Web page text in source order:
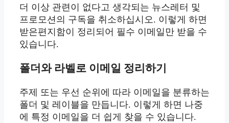
더 이상 관련이 없다고 생각되는 뉴스레터 및
프로모션의 구독을 취소하십시오. 이렇게 하면
받은편지함이 정리되어 필수 이메일만 받을 수
있습니다.
폴더와 라벨로 이메일 정리하기
주제 또는 우선 순위에 따라 이메일을 분류하는
폴더 및 레이블을 만듭니다. 이렇게 하면 나중
에 특정 이메일을 더 쉽게 찾을 수 있습니다.